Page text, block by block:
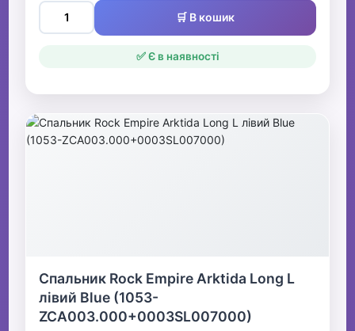
🛒 В кошик
✅ Є в наявності
Спальник Rock Empire Arktida Long L
лівий Blue (1053-
ZCA003.000+0003SL007000)